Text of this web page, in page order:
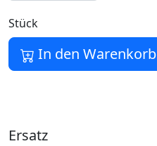
Stück
In den Warenkorb
Ersatz